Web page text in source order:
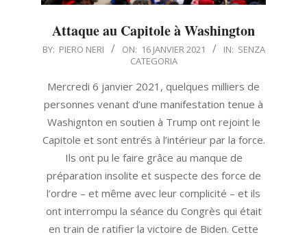
Attaque au Capitole à Washington
2021-
16
BY: PIERO NERI ON: 16 JANVIER 2021 IN: SENZA
CATEGORIA
Mercredi 6 janvier 2021, quelques milliers de
personnes venant d’une manifestation tenue à
Washignton en soutien à Trump ont rejoint le
Capitole et sont entrés à l’intérieur par la force.
Ils ont pu le faire grâce au manque de
préparation insolite et suspecte des force de
l’ordre – et même avec leur complicité – et ils
ont interrompu la séance du Congrès qui était
en train de ratifier la victoire de Biden. Cette